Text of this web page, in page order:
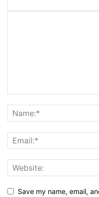
Save my name, email,